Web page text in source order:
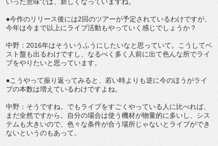
いった意味では、新しくなっていますね。
●今作のリリース後には2回のツアーが予定されているわけですが、
今年は今まで以上にライブ活動もやっていく感じでしょうか？
中野：2016年はそういうふうにしたいなと思っていて。こうしてベ
スト盤も出るわけですし、なるべく多く人前に出て色んな所でライ
ブをやりたいと思っています。
●こうやって振り返ってみると、若い時よりも逆に今のほうがライ
ブの本数は増えているわけですよね。
中野：そうですね。でもライブをすごくやっている人に比べれば、
まだ全然ですから。自分の場合は使う機材が物量的に多いし、シス
テムも大きいので、色々な条件が合う場所じゃないとライブができ
ないというのもあって。